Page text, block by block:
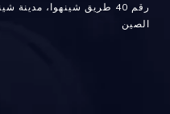
رقم 40 طريق شينهوا،
الصين